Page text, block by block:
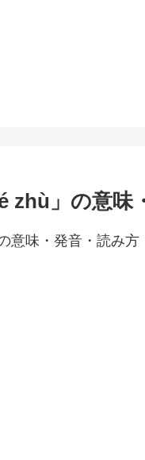
zhù」の意味
意味・発音・読み